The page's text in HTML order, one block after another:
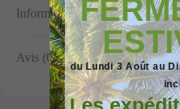
Informations complémentaires
Avis (0)
du Lundi 3 Août au